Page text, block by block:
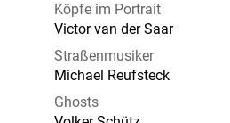
Köpfe im Portrait
Victor van der Saar
Straßenmusiker
Michael Reufsteck
Ghosts